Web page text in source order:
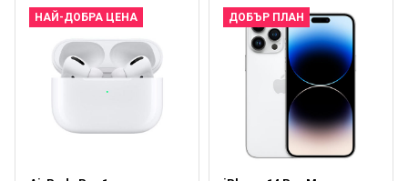
НАЙ-ДОБРА ЦЕНА ДОБЪР ПЛАН